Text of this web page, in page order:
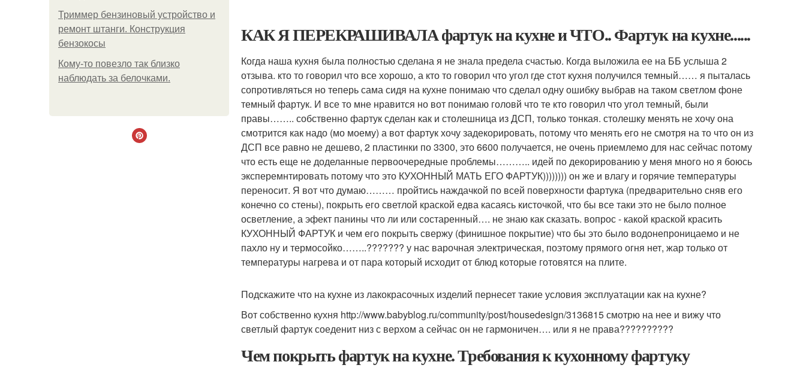
Триммер бензиновый устройство и
ремонт штанги. Конструкция
бензокосы
Кому-то повезло так близко
наблюдать за белочками.
КАК Я ПЕРЕКРАШИВАЛА фартук на кухне и ЧТО.. Фартук на кухне......
Когда наша кухня была полностью сделана я не знала предела счастью. Когда выложила ее на ББ услыша 2
отзыва. кто то говорил что все хорошо, а кто то говорил что угол где стот кухня получился темный…… я пыталась
сопротивляться но теперь сама сидя на кухне понимаю что сделал одну ошибку выбрав на таком светлом фоне
темный фартук. И все то мне нравится но вот понимаю головй что те кто говорил что угол темный, были
правы…….. собственно фартук сделан как и столешница из ДСП, только тонкая. столешку менять не хочу она
смотрится как надо (мо моему) а вот фартук хочу задекорировать, потому что менять его не смотря на то что он из
ДСП все равно не дешево, 2 пластинки по 3300, это 6600 получается, не очень приемлемо для нас сейчас потому
что есть еще не доделанные первоочередные проблемы……….. идей по декорированию у меня много но я боюсь
эксперемнтировать потому что это КУХОННЫЙ МАТЬ ЕГО ФАРТУК)))))))) он же и влагу и горячие температуры
переносит. Я вот что думаю……… пройтись наждачкой по всей поверхности фартука (предварительно сняв его
конечно со стены), покрыть его светлой краской едва касаясь кисточкой, что бы все таки это не было полное
осветление, а эфект панины что ли или состаренный…. не знаю как сказать. вопрос - какой краской красить
КУХОННЫЙ ФАРТУК и чем его покрыть свержу (финишное покрытие) что бы это было водонепроницаемо и не
пахло ну и термосойко……..??????? у нас варочная электрическая, поэтому прямого огня нет, жар только от
температуры нагрева и от пара который исходит от блюд которые готовятся на плите.
Подскажите что на кухне из лакокрасочных изделий пернесет такие условия эксплуатации как на кухне?
Вот собственно кухня http://www.babyblog.ru/community/post/housedesign/3136815 смотрю на нее и вижу что
светлый фартук соеденит низ с верхом а сейчас он не гармоничен…. или я не права??????????
Чем покрыть фартук на кухне. Требования к кухонному фартуку